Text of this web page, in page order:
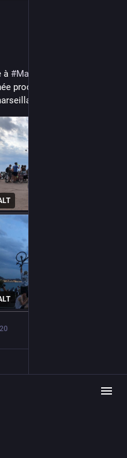
à #Marseille
prochaine. Difficile de
20
c'est ce week-end !